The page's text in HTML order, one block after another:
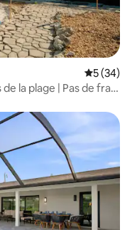
5 (34)
la plage | Pas de frais
appréciés